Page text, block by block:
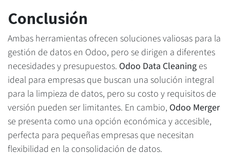
Conclusión
Ambas herramientas ofrecen soluciones valiosas para la
gestión de datos en Odoo, pero se dirigen a diferentes
necesidades y presupuestos. Odoo Data Cleaning es
ideal para empresas que buscan una solución integral
para la limpieza de datos, pero su costo y requisitos de
versión pueden ser limitantes. En cambio, Odoo Merger
se presenta como una opción económica y accesible,
perfecta para pequeñas empresas que necesitan
flexibilidad en la consolidación de datos.